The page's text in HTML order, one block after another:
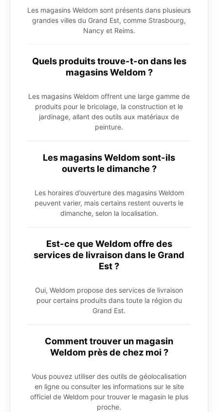
Les magasins Weldom sont présents dans plusieurs
grandes villes du Grand Est, comme Strasbourg,
Nancy et Reims.
Quels produits trouve-t-on dans les
magasins Weldom ?
Les magasins Weldom offrent une large gamme de
produits pour le bricolage, la construction et le
jardinage, allant des outils aux matériaux de
peinture.
Les magasins Weldom sont-ils
ouverts le dimanche ?
Les horaires d’ouverture des magasins Weldom
peuvent varier, mais certains restent ouverts le
dimanche, selon la localisation.
Est-ce que Weldom offre des
services de livraison dans le Grand
Est ?
Oui, Weldom propose des services de livraison
pour certains produits dans toute la région du
Grand Est.
Comment trouver un magasin
Weldom près de chez moi ?
Vous pouvez utiliser des outils de géolocalisation
en ligne ou consulter les informations sur le site
officiel de Weldom pour trouver le magasin le plus
proche.